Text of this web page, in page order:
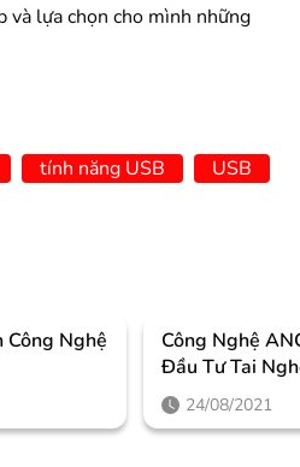
lựa chọn cho mình những
tính năng USB
USB
Công Nghệ
Công Nghệ
Đầu Tư Tai
Động ANC
24/08/2021